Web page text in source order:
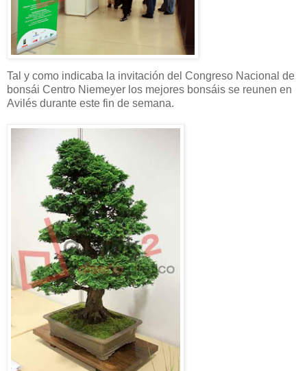
Tal y como indicaba la invitación del Congreso Nacional de
bonsái Centro Niemeyer los mejores bonsáis se reunen en
Avilés durante este fin de semana.